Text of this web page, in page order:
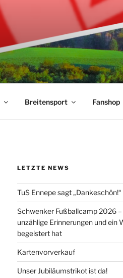
Breitensport Fanshop
LETZTE NEWS
TuS Ennepe sagt „Dankeschön!“
Schwenker Fußballcamp 2026
unzählige Erinnerungen und ein
begeistert hat
Kartenvorverkauf
Unser Jubiläumstrikot ist da!